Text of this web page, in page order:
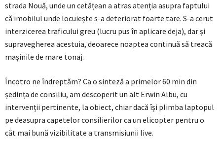
strada Nouă, unde un cetățean a atras atenția asupra faptului
că imobilul unde locuiește s-a deteriorat foarte tare. S-a cerut
interzicerea traficului greu (lucru pus în aplicare deja), dar și
supravegherea acestuia, deoarece noaptea continuă să treacă
mașinile de mare tonaj.
Încotro ne îndreptăm? Ca o sinteză a primelor 60 min din
ședința de consiliu, am descoperit un alt Erwin Albu, cu
intervenții pertinente, la obiect, chiar dacă își plimba laptopul
pe deasupra capetelor consilierilor ca un elicopter pentru o
cât mai bună vizibilitate a transmisiunii live.